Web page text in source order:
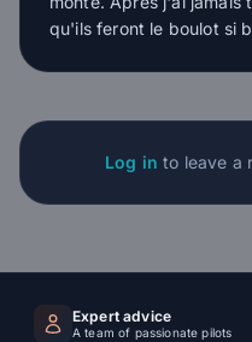
qu'ils feront le boulot si
Log in to leave a
Expert advice
A team of passionate pilots